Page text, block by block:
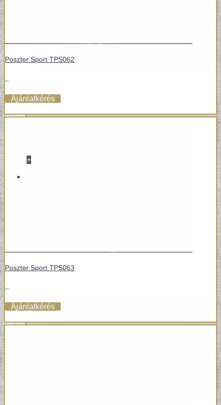
+
Poszter Sport TPS062
..
Ajánlatkérés
Poszter Sport TPS063
..
Ajánlatkérés